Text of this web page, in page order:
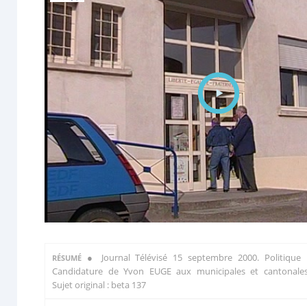
RÉSUMÉ ● Journal Télévisé 15 septembre 2000. Politique
Candidature de Yvon EUGE aux municipales et
Sujet original : beta 137